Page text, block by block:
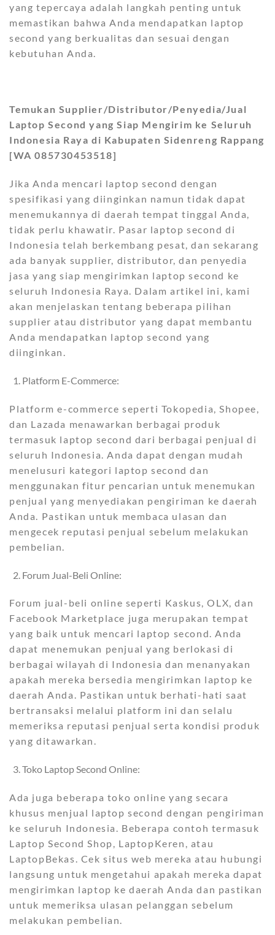
yang tepercaya adalah langkah penting untuk
memastikan bahwa Anda mendapatkan laptop
second yang berkualitas dan sesuai dengan
kebutuhan Anda.
Temukan Supplier/Distributor/Penyedia/Jual
Laptop Second yang Siap Mengirim ke Seluruh
Indonesia Raya di Kabupaten Sidenreng Rappang
[WA 085730453518]
Jika Anda mencari laptop second dengan
spesifikasi yang diinginkan namun tidak dapat
menemukannya di daerah tempat tinggal Anda,
tidak perlu khawatir. Pasar laptop second di
Indonesia telah berkembang pesat, dan sekarang
ada banyak supplier, distributor, dan penyedia
jasa yang siap mengirimkan laptop second ke
seluruh Indonesia Raya. Dalam artikel ini, kami
akan menjelaskan tentang beberapa pilihan
supplier atau distributor yang dapat membantu
Anda mendapatkan laptop second yang
diinginkan.
Platform E-Commerce:
Platform e-commerce seperti Tokopedia, Shopee,
dan Lazada menawarkan berbagai produk
termasuk laptop second dari berbagai penjual di
seluruh Indonesia. Anda dapat dengan mudah
menelusuri kategori laptop second dan
menggunakan fitur pencarian untuk menemukan
penjual yang menyediakan pengiriman ke daerah
Anda. Pastikan untuk membaca ulasan dan
mengecek reputasi penjual sebelum melakukan
pembelian.
Forum Jual-Beli Online:
Forum jual-beli online seperti Kaskus, OLX, dan
Facebook Marketplace juga merupakan tempat
yang baik untuk mencari laptop second. Anda
dapat menemukan penjual yang berlokasi di
berbagai wilayah di Indonesia dan menanyakan
apakah mereka bersedia mengirimkan laptop ke
daerah Anda. Pastikan untuk berhati-hati saat
bertransaksi melalui platform ini dan selalu
memeriksa reputasi penjual serta kondisi produk
yang ditawarkan.
Toko Laptop Second Online:
Ada juga beberapa toko online yang secara
khusus menjual laptop second dengan pengiriman
ke seluruh Indonesia. Beberapa contoh termasuk
Laptop Second Shop, LaptopKeren, atau
LaptopBekas. Cek situs web mereka atau hubungi
langsung untuk mengetahui apakah mereka dapat
mengirimkan laptop ke daerah Anda dan pastikan
untuk memeriksa ulasan pelanggan sebelum
melakukan pembelian.